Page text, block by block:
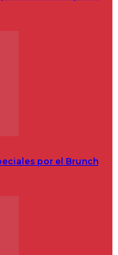
por el Brunch